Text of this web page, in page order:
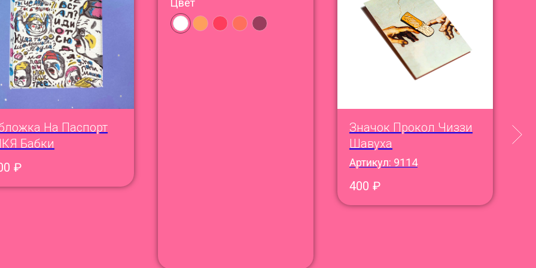
На Паспорт
Бабки
₽
Цвет
Значок Прокол Чиззи
Шавуха
Артикул: 9114
400 ₽